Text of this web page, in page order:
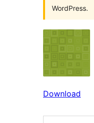
WordPress.
Download